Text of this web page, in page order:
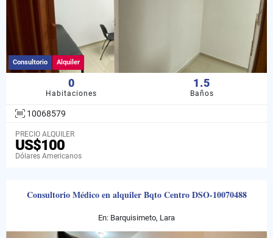
Consultorio Alquiler
0
Habitaciones
1.5
Baños
10068579
PRECIO ALQUILER
US$100
Dólares Americanos
Consultorio Médico en alquiler Bqto Centro DSO-10070488
En: Barquisimeto, Lara